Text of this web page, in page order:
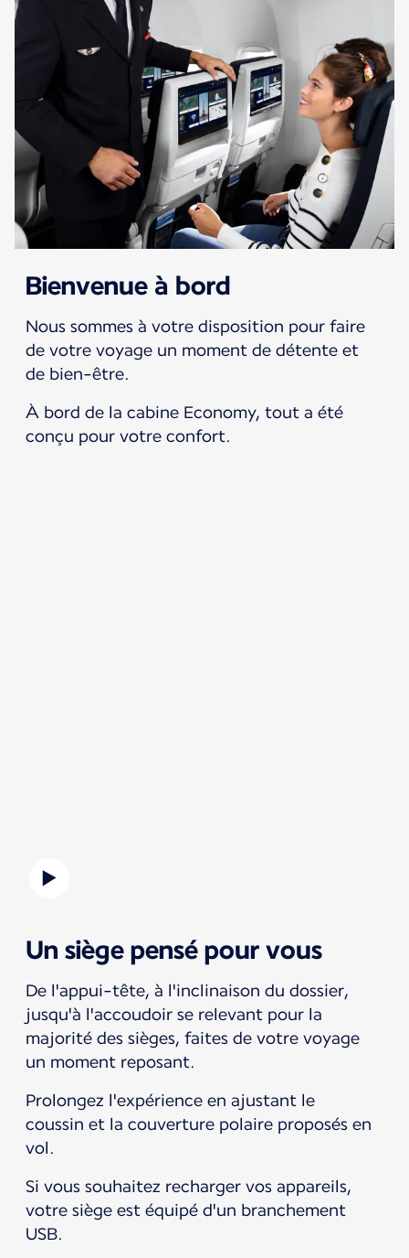
Bienvenue à bord
Nous sommes à votre disposition pour faire
de votre voyage un moment de détente et
de bien-être.
À bord de la cabine Economy, tout a été
conçu pour votre confort.
Un siège pensé pour vous
De l'appui-tête, à l'inclinaison du dossier,
jusqu'à l'accoudoir se relevant pour la
majorité des sièges, faites de votre voyage
un moment reposant.
Prolongez l'expérience en ajustant le
coussin et la couverture polaire proposés en
vol.
Si vous souhaitez recharger vos appareils,
votre siège est équipé d'un branchement
USB.